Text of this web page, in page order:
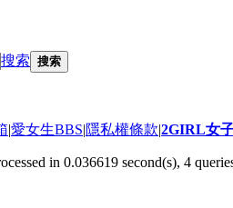
搜索 搜索
|愛女生BBS|隱私權條款|2GIRL女
in 0.036619 second(s), 4